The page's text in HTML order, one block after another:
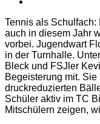
Bild
Tennis als
auch in diesem Jahr
vorbei. Jugendwart
in der Turnhalle.
Bleck und FSJler
Begeisterung mit.
druckreduzierten
Schüler aktiv im TC
Mitschülern zeigen,